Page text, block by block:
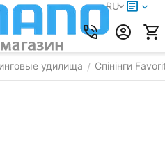
RU
удилища / Спінінги